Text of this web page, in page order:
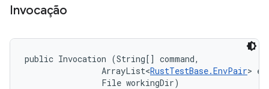
Invocação
public Invocation (String[] command,
                ArrayList<
RustTestBase.EnvPair>
                File workingDir)